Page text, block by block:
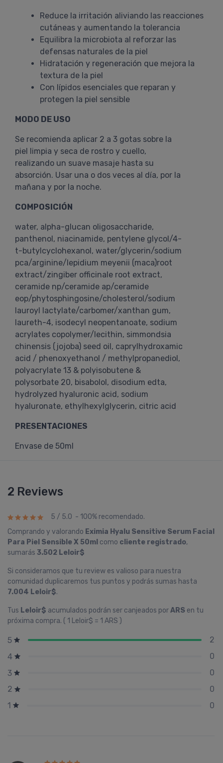
Reduce la irritación aliviando las reacciones
cutáneas y aumentando la tolerancia
Equilibra la microbiota al reforzar las
defensas naturales de la piel
Hidratación y regeneración que mejora la
textura de la piel
Con lípidos esenciales que reparan y
protegen la piel sensible
MODO DE USO
Se recomienda aplicar 2 a 3 gotas sobre la
piel limpia y seca de rostro y cuello,
realizando un suave masaje hasta su
absorción. Usar una o dos veces al día, por la
mañana y por la noche.
COMPOSICIÓN
water, alpha-glucan oligosaccharide,
panthenol, niacinamide, pentylene glycol/4-
t-butylcyclohexanol, water/glycerin/sodium
pca/arginine/lepidium meyenii (maca)root
extract/zingiber officinale root extract,
ceramide np/ceramide ap/ceramide
eop/phytosphingosine/cholesterol/sodium
lauroyl lactylate/carbomer/xanthan gum,
laureth-4, isodecyl neopentanoate, sodium
acrylates copolymer/lecithin, simmondsia
chinensis (jojoba) seed oil, caprylhydroxamic
acid / phenoxyethanol / methylpropanediol,
polyacrylate 13 & polyisobutene &
polysorbate 20, bisabolol, disodium edta,
hydrolyzed hyaluronic acid, sodium
hyaluronate, ethylhexylglycerin, citric acid
PRESENTACIONES
Envase de 50ml
2 Reviews
5 / 5.0 - 100% recomendado.
Comprando y valorando Eximia Hyalu Sensitive Serum Facial
Para Piel Sensible X 50ml como cliente registrado,
sumarás 3.502 Leloir$
Si consideramos que tu review es valioso para nuestra
comunidad duplicaremos tus puntos y podrás sumas hasta
7.004 Leloir$.
Tus Leloir$ acumulados podrán ser canjeados porARS en tu
próxima compra. ( 1 Leloir$ = 1 ARS )
5
2
4
0
3
0
2
0
1
0